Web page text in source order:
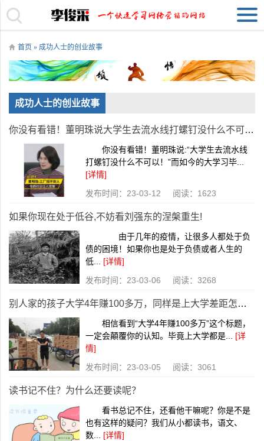
首页 » 成功人士的创业故事
成功人士的创业故事
你没有看错！董明珠说大学生去流水线打螺钉没什么不可以！
你没有看错！董明珠说:“大学生去流水线
打螺钉没什么不可以！”而如今的大学习毕...
[详情]
发布时间：23-03-12 阅读：1623
如果你现在处于低谷,不妨看刘强东的涅槃重生!
由于几年的疫情，让很多人都处于负
债的困境！如果你也是处于负债或者人生的
低... [详情]
发布时间：23-03-06 阅读：3268
别人家的孩子大学4年赚100多万，同样是上大学差距怎么那么大呢？
相信看到“大学4年赚100多万”这个标题，
一定会顛覆你的认知。毕竟上大学都是... [详
情]
发布时间：23-03-05 阅读：3061
读书记不住？为什么还要读呢？
看书总记不住，还看他干嘛呢？你是不是
也有这样的疑问？我们从小都读书，语文、
数... [详情]